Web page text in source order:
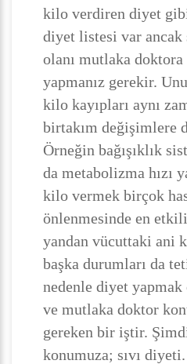
kilo verdiren diyet
diyet listesi var
olanı mutlaka doktora
yapmanız gerekir.
kilo kayıpları aynı
birtakım değişimlere
Örneğin bağışıklık
da metabolizma hızı
kilo vermek birçok
önlenmesinde en
yandan vücuttaki ani
başka durumları da
nedenle diyet yapmak
ve mutlaka doktor
gereken bir iştir.
konumuza; sıvı